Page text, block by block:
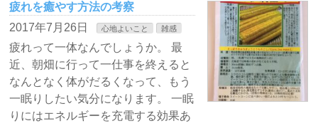
疲れを癒やす方法の考察
2017年7月26日
心地よいこと 雑感
疲れって一体なんでしょうか。 最
近、朝畑に行って一仕事を終えると
なんとなく体がだるくなって、もう
一眠りしたい気分になります。 一眠
りにはエネルギーを充電する効果あ